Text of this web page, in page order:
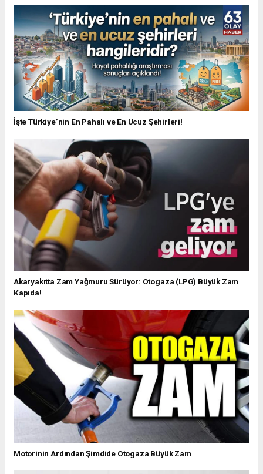
İşte Türkiye’nin En Pahalı ve En Ucuz Şehirleri!
Akaryakıtta Zam Yağmuru Sürüyor: Otogaza (LPG) Büyük Zam
Kapıda!
Motorinin Ardından Şimdide Otogaza Büyük Zam